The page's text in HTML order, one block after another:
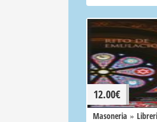
12.00€
Masoneria »